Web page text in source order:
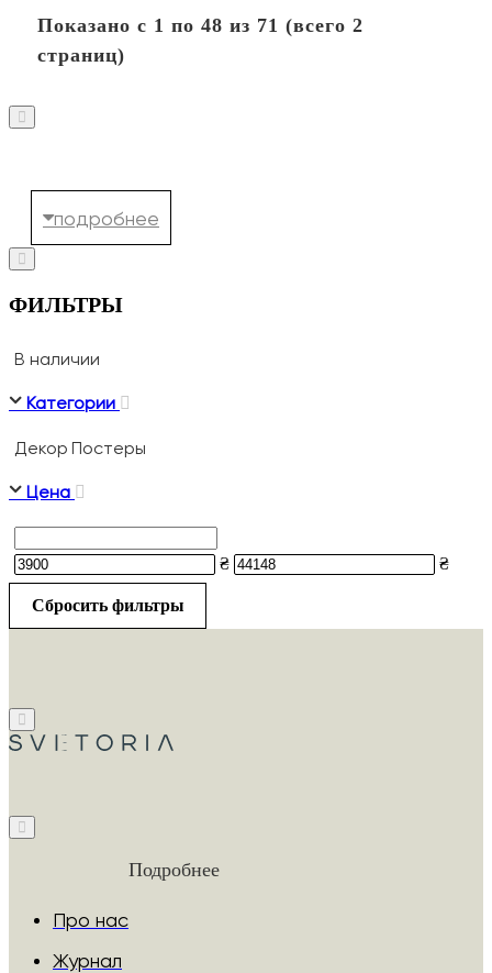
Показано с 1 по 48 из 71 (всего 2
страниц)
ФИЛЬТРЫ
В наличии
Категории
Декор Постеры
Цена
₴ ₴
Сбросить фильтры
Подробнее
Про нас
Журнал